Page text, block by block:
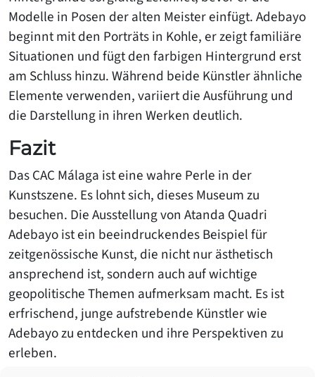
Modelle in Posen der alten Meister einfügt. Adebayo
beginnt mit den Porträts in Kohle, er zeigt familiäre
Situationen und fügt den farbigen Hintergrund erst
am Schluss hinzu. Während beide Künstler ähnliche
Elemente verwenden, variiert die Ausführung und
die Darstellung in ihren Werken deutlich.
Fazit
Das CAC Málaga ist eine wahre Perle in der
Kunstszene. Es lohnt sich, dieses Museum zu
besuchen. Die Ausstellung von Atanda Quadri
Adebayo ist ein beeindruckendes Beispiel für
zeitgenössische Kunst, die nicht nur ästhetisch
ansprechend ist, sondern auch auf wichtige
geopolitische Themen aufmerksam macht. Es ist
erfrischend, junge aufstrebende Künstler wie
Adebayo zu entdecken und ihre Perspektiven zu
erleben.